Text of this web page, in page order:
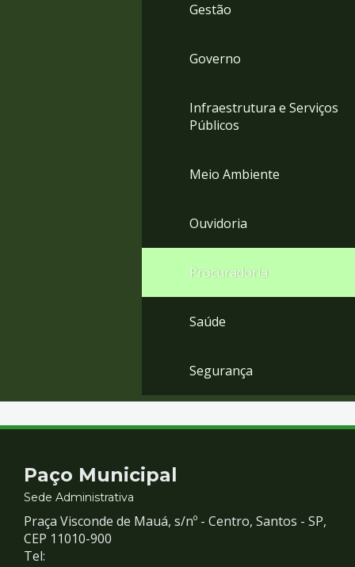
Gestão
Governo
Infraestrutura e Serviços
Públicos
Meio Ambiente
Ouvidoria
Procuradoria
Saúde
Segurança
Contato
e
Redes
Paço Municipal
Sede Administrativa
Praça Visconde de Mauá, s/nº - Centro, Santos - SP,
CEP 11010-900
Tel: